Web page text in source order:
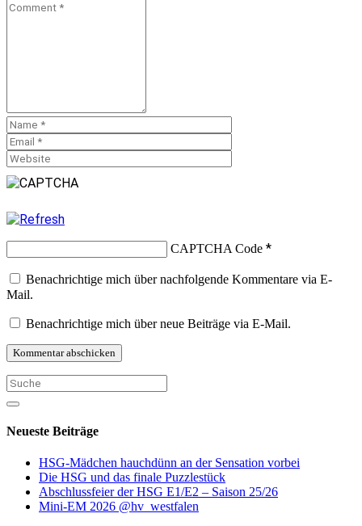
CAPTCHA Code *
Benachrichtige mich über nachfolgende Kommentare via E-
Mail.
Benachrichtige mich über neue Beiträge via E-Mail.
Neueste Beiträge
HSG-Mädchen hauchdünn an der Sensation vorbei
Die HSG und das finale Puzzlestück
Abschlussfeier der HSG E1/E2 – Saison 25/26
Mini-EM 2026 @hv_westfalen